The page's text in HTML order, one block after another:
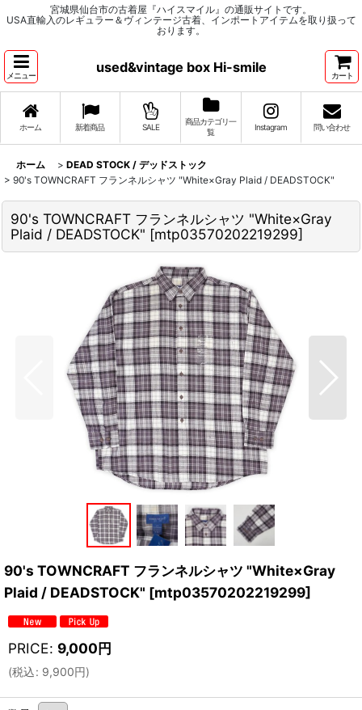
宮城県仙台市の古着屋『ハイスマイル』の通販サイトです。
USA直輸入のレギュラー＆ヴィンテージ古着、インポートアイテムを取り扱って
おります。
メニュー
used&vintage box Hi-smile
カート
ホーム 新着商品 SALE
商品カテゴリ一
覧
Instagram 問い合わせ
ホーム > DEAD STOCK / デッドストック
> 90's TOWNCRAFT フランネルシャツ "White×Gray Plaid / DEADSTOCK"
90's TOWNCRAFT フランネルシャツ "White×Gray
Plaid / DEADSTOCK" [mtp03570202219299]
90's TOWNCRAFT フランネルシャツ "White×Gray
Plaid / DEADSTOCK" [mtp03570202219299]
PRICE: 9,000円
(税込: 9,900円)